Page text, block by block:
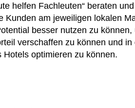
helfen Fachleuten“ beraten
Kunden am jeweiligen lokalen
besser nutzen zu
verschaffen zu können und
optimieren zu können.